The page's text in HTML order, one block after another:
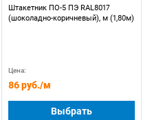
Штакетник ПО-5 ПЭ RAL8017
(шоколадно-коричневый), м (1,80м)
Цена:
86 руб./м
Выбрать